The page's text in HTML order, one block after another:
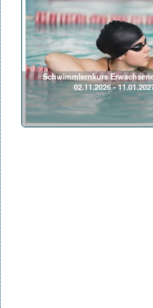
Schwimmlernkurs
02.11.2026 -